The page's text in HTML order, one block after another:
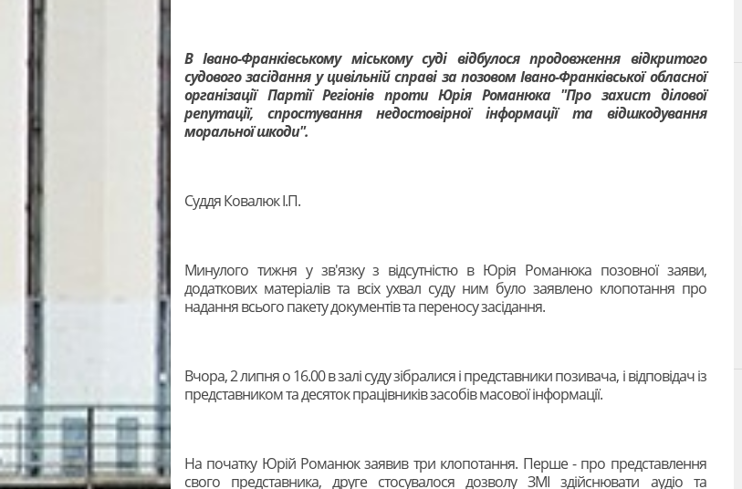
В Івано-Франківському міському суді відбулося продовження відкритого
судового засідання у цивільній справі за позовом Івано-Франківської обласної
організації Партії Регіонів проти Юрія Романюка "Про захист ділової
репутації, спростування недостовірної інформації та відшкодування
моральної шкоди".
Суддя Ковалюк І.П.
Минулого тижня у зв'язку з відсутністю в Юрія Романюка позовної заяви,
додаткових матеріалів та всіх ухвал суду ним було заявлено клопотання про
надання всього пакету документів та переносу засідання.
Вчора, 2 липня о 16.00 в залі суду зібралися і представники позивача, і відповідач із
представником та десяток працівників засобів масової інформації.
На початку Юрій Романюк заявив три клопотання. Перше - про представлення
свого представника, друге стосувалося дозволу ЗМІ здійснювати аудіо та